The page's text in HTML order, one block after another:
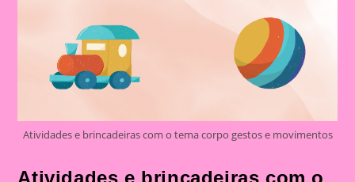
Atividades e brincadeiras com o tema corpo gestos e movimentos